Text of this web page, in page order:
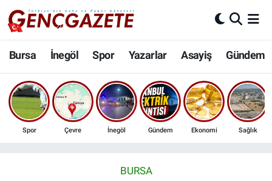
Bursa İnegöl Spor Yazarlar Asayiş Gündem
Spor Çevre İnegöl Gündem Ekonomi Sağlık
BURSA
Bursa
İnegöl
3.SAYFA
Nöbetçi Eczaneler
Hava Durumu
Trafik Durumu